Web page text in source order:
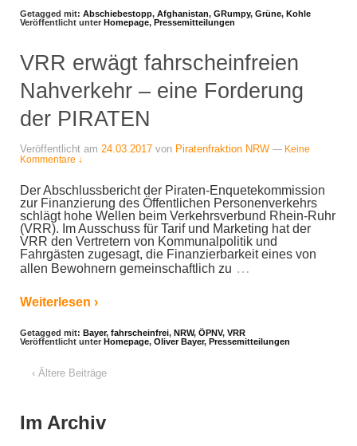
Getagged mit: Abschiebestopp, Afghanistan, GRumpy, Grüne, Kohle
Veröffentlicht unter Homepage, Pressemitteilungen
VRR erwägt fahrscheinfreien
Nahverkehr – eine Forderung
der PIRATEN
Veröffentlicht am 24.03.2017 von Piratenfraktion NRW — Keine
Kommentare ↓
Der Abschlussbericht der Piraten-Enquetekommission
zur Finanzierung des Öffentlichen Personenverkehrs
schlägt hohe Wellen beim Verkehrsverbund Rhein-Ruhr
(VRR). Im Ausschuss für Tarif und Marketing hat der
VRR den Vertretern von Kommunalpolitik und
Fahrgästen zugesagt, die Finanzierbarkeit eines von
allen Bewohnern gemeinschaftlich zu …
Weiterlesen ›
Getagged mit: Bayer, fahrscheinfrei, NRW, ÖPNV, VRR
Veröffentlicht unter Homepage, Oliver Bayer, Pressemitteilungen
‹ Ältere Beiträge
Im Archiv